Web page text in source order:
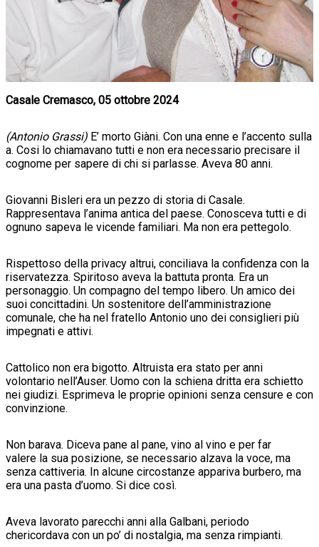
Casale Cremasco, 05 ottobre 2024
(Antonio Grassi) E’ morto Giàni. Con una enne e l’accento sulla
a. Cosi lo chiamavano tutti e non era necessario precisare il
cognome per sapere di chi si parlasse. Aveva 80 anni.
Giovanni Bisleri era un pezzo di storia di Casale.
Rappresentava l’anima antica del paese. Conosceva tutti e di
ognuno sapeva le vicende familiari. Ma non era pettegolo.
Rispettoso della privacy altrui, conciliava la confidenza con la
riservatezza. Spiritoso aveva la battuta pronta. Era un
personaggio. Un compagno del tempo libero. Un amico dei
suoi concittadini. Un sostenitore dell’amministrazione
comunale, che ha nel fratello Antonio uno dei consiglieri più
impegnati e attivi.
Cattolico non era bigotto. Altruista era stato per anni
volontario nell’Auser. Uomo con la schiena dritta era schietto
nei giudizi. Esprimeva le proprie opinioni senza censure e con
convinzione.
Non barava. Diceva pane al pane, vino al vino e per far
valere la sua posizione, se necessario alzava la voce, ma
senza cattiveria. In alcune circostanze appariva burbero, ma
era una pasta d’uomo. Si dice così.
Aveva lavorato parecchi anni alla Galbani, periodo
chericordava con un po’ di nostalgia, ma senza rimpianti.